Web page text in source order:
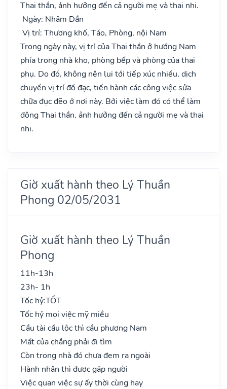
Thai thần, ảnh hưởng đến cả người mẹ và thai nhi.
Ngày: Nhâm Dần
Vị trí: Thương khố, Táo, Phòng, nội Nam
Trong ngày này, vị trí của Thai thần ở hướng Nam
phía trong nhà kho, phòng bếp và phòng của thai
phụ. Do đó, không nên lui tới tiếp xúc nhiều, dịch
chuyển vị trí đồ đạc, tiến hành các công việc sửa
chữa đục đẽo ở nơi này. Bởi việc làm đó có thể làm
động Thai thần, ảnh hưởng đến cả người mẹ và thai
nhi.
Giờ xuất hành theo Lý Thuần
Phong 02/05/2031
Giờ xuất hành theo Lý Thuần
Phong
11h-13h
23h- 1h
Tốc hỷ:TỐT
Tốc hỷ mọi việc mỹ miều
Cầu tài cầu lộc thì cầu phương Nam
Mất của chẳng phải đi tìm
Còn trong nhà đó chưa đem ra ngoài
Hành nhân thì được gặp người
Việc quan việc sự ấy thời cùng hay